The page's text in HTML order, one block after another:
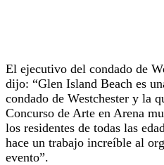
El ejecutivo del condado de
dijo: “Glen Island Beach es
condado de Westchester y la
Concurso de Arte en Arena
los residentes de todas las
hace un trabajo increíble al
evento”.